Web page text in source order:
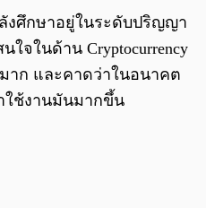
งศึกษาอยู่ในระดับปริญญา
จในด้าน Cryptocurrency
าก และคาดว่าในอนาคต
ใช้งานมันมากขึ้น